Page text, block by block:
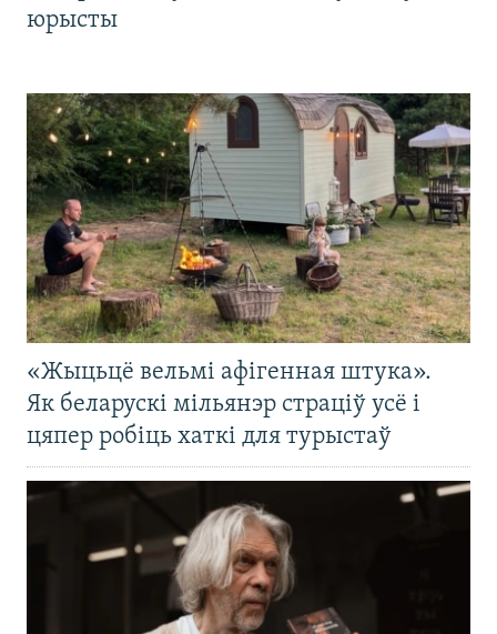
юрысты
«Жыцьцё вельмі афігенная штука».
Як беларускі мільянэр страціў усё і
цяпер робіць хаткі для турыстаў